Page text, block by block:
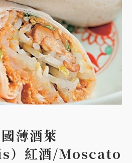
薄酒萊
）紅酒/Moscato